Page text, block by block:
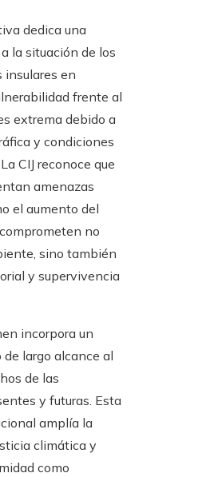
dedica una
la situación de los
insulares en
frente al
extrema debido a
y condiciones
CIJ reconoce que
amenazas
el aumento del
no
sino también
y supervivencia
incorpora un
largo alcance al
de las
y futuras. Esta
amplía la
climática y
como